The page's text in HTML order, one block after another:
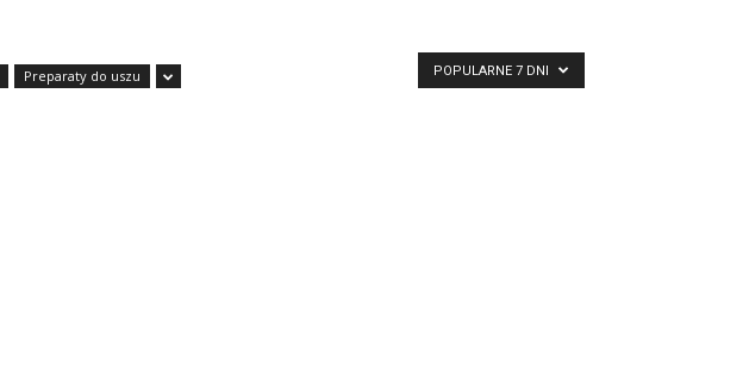
Preparaty do uszu POPULARNE 7 DNI